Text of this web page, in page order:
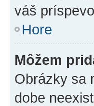
váš
Hore
Môžem
Obrázky sa
dobe